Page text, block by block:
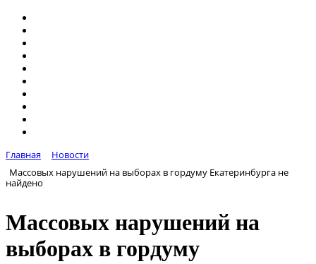
Главная
Новости
Массовых нарушений на выборах в гордуму Екатеринбурга не
найдено
Массовых нарушений на
выборах в гордуму